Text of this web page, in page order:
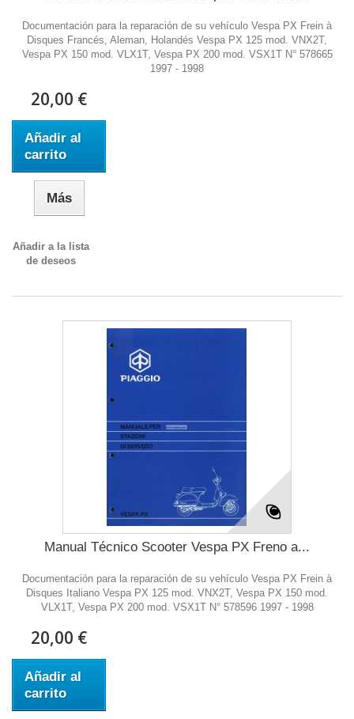
Documentación para la reparación de su vehículo Vespa PX Frein à
Disques Francés, Aleman, Holandés Vespa PX 125 mod. VNX2T,
Vespa PX 150 mod. VLX1T, Vespa PX 200 mod. VSX1T N° 578665
1997 - 1998
20,00 €
Añadir al
carrito
Más
Añadir a la lista
de deseos
Manual Técnico Scooter Vespa PX Freno a...
Documentación para la reparación de su vehículo Vespa PX Frein à
Disques Italiano Vespa PX 125 mod. VNX2T, Vespa PX 150 mod.
VLX1T, Vespa PX 200 mod. VSX1T N° 578596 1997 - 1998
20,00 €
Añadir al
carrito